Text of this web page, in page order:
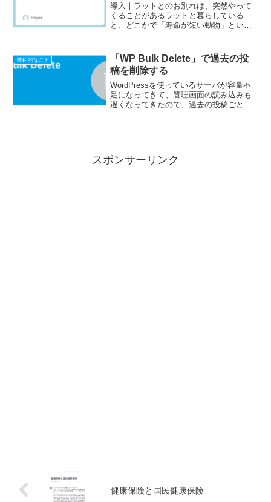
導入｜ラットとのお別れは、突然やって
くることがあるラットと暮らしている
と、どこかで「寿命が短い動物」という
す。特にラットの場合、 前日まで元気だ
った 体調不良に気づく前に...
技術的なこと
「WP Bulk Delete」で過去の投
稿を削除する
WordPressを使っているサーバが容量不
足になってきて、管理画面の読み込みも
遅くなってきたので、過去の投稿ごと削
スポンサーリンク
健康保険と国民健康保険